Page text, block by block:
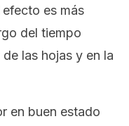
efecto es más
del tiempo
las hojas y en la
en buen estado